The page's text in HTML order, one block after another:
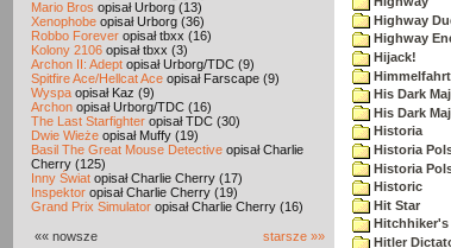
Mario Bros opisał Urborg (13)
Xenophobe opisał Urborg (36)
Robbo Forever opisał tbxx (16)
Kolony 2106 opisał tbxx (3)
Archon II: Adept opisał Urborg/TDC (9)
Spitfire Ace/Hellcat Ace opisał Farscape (9)
Wyspa opisał Kaz (9)
Archon opisał Urborg/TDC (16)
The Last Starfighter opisał TDC (30)
Dwie Wieże opisał Muffy (19)
Basil The Great Mouse Detective opisał Charlie
Cherry (125)
Inny Świat opisał Charlie Cherry (17)
Inspektor opisał Charlie Cherry (19)
Grand Prix Simulator opisał Charlie Cherry (16)
«« nowsze starsze »»
Highway
Highway
Hijack!
His Dark
His Dark
Historia
Historia
Historia
Historic
Hit Star
Hitchhiker's
Hitler